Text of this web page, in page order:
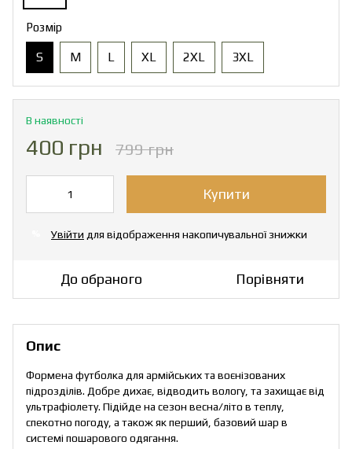
Розмір
S M L XL 2XL 3XL
В наявності
400 грн 799 грн
Купити
Увійти для відображення накопичувальної знижки
До обраного Порівняти
Опис
Формена футболка для армійських та воєнізованих
підрозділів. Добре дихає, відводить вологу, та захищає від
ультрафіолету. Підійде на сезон весна/літо в теплу,
спекотно погоду, а також як перший, базовий шар в
системі пошарового одягання.